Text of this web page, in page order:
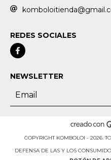
REDES SOCIALES
NEWSLETTER
COPYRIGHT KOMBOLOI - 2026.
DEFENSA DE LAS Y LOS